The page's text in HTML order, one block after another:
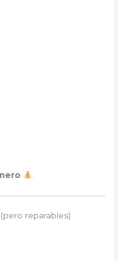
reparables)